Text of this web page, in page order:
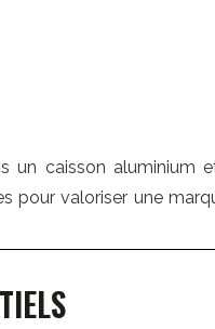
un caisson aluminium
pour valoriser une